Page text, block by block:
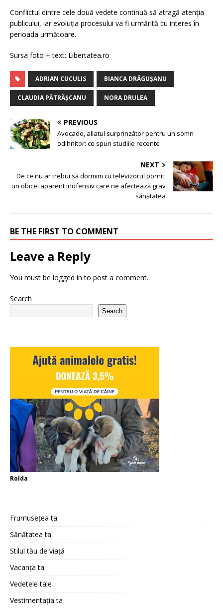
Conflictul dintre cele două vedete continuă să atragă atenția
publicului, iar evoluția procesului va fi urmărită cu interes în
perioada următoare.
Sursa foto + text: Libertatea.ro
ADRIAN CUCULIS BIANCA DRĂGUȘANU
CLAUDIA PĂTRĂȘCANU NORA DRULEA
PREVIOUS
Avocado, aliatul surprinzător pentru un somn
odihnitor: ce spun studiile recente
NEXT
De ce nu ar trebui să dormim cu televizorul pornit:
un obicei aparent inofensiv care ne afectează grav
sănătatea
BE THE FIRST TO COMMENT
Leave a Reply
You must be logged in to post a comment.
Search
Search
Rolda
Frumusețea ta
Sănătatea ta
Stilul tău de viață
Vacanța ta
Vedetele tale
Vestimentația ta